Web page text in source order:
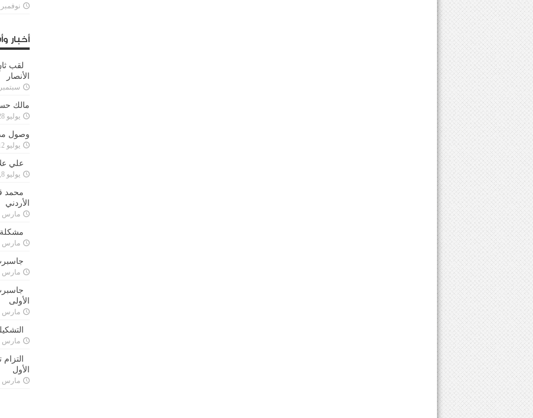
نوفمبر 27,
أخبار
لقب
الأنصار
سبتمبر 15,
مالك
يوليو 28, 2023
وصول
يوليو 12, 2023
علي
يوليو 8, 2023
محمد
الأردني
مارس 24, 2021
مارس 24, 2021
مارس 24, 2021
الأولى
مارس 24, 2021
مارس 24, 2021
الأول
مارس 24, 2021